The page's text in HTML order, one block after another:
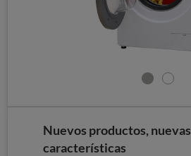
Nuevos productos, nuevas
características